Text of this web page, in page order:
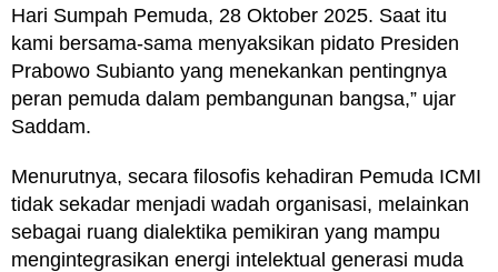
Hari Sumpah Pemuda, 28 Oktober 2025. Saat itu
kami bersama-sama menyaksikan pidato Presiden
Prabowo Subianto yang menekankan pentingnya
peran pemuda dalam pembangunan bangsa,” ujar
Saddam.
Menurutnya, secara filosofis kehadiran Pemuda ICMI
tidak sekadar menjadi wadah organisasi, melainkan
sebagai ruang dialektika pemikiran yang mampu
mengintegrasikan energi intelektual generasi muda